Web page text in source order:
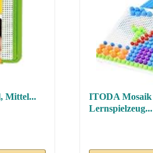
Mittel...
ITODA Mosaik
Lernspielzeug...